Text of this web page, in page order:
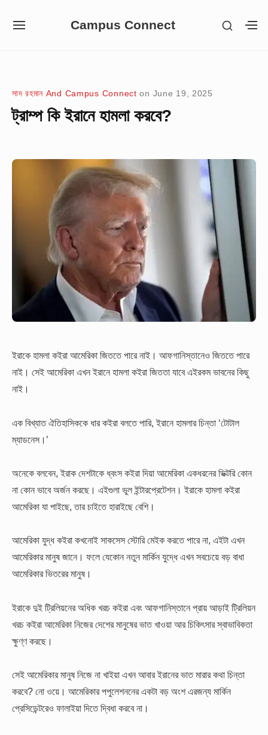
Campus Connect
SITE
SHOW
সাদ রহমান And Campus Connect on June 19, 2025
ট্রাম্প কি ইরানে হামলা করবে?
ইরাকে হামলা কইরা আমেরিকা জিততে পারে নাই। আফগানিস্তানেও জিততে পারে
নাই। সেই আমেরিকা এখন ইরানে হামলা কইরা জিততা যাবে এইরকম ভাবনের কিছু
নাই।
এক বিখ্যাত ঐতিহাসিককে ধার কইরা বলতে পারি, ইরানে হামলার চিন্তা ‘টোটাল
ম্যাডনেস।’
অনেকে বলবেন, ইরাক দেশটাকে ধ্বংস কইরা দিয়া আমেরিকা একধরনের ভিক্টরি কোন
না কোন ভাবে অর্জন করছে। এইগুলা ভুল ইন্টারপ্রেটেশন। ইরাকে হামলা কইরা
আমেরিকা যা পাইছে, তার চাইতে হারাইছে বেশি।
আমেরিকা যুদ্ধ কইরা কখনোই সাকসেস স্টোরি মেইক করতে পারে না, এইটা এখন
আমেরিকার মানুষ জানে। ফলে যেকোন নতুন মার্কিন যুদ্ধে এখন সবচেয়ে বড় বাধা
আমেরিকার ভিতরের মানুষ।
ইরাকে দুই ট্রিলিয়নের অধিক খরচ কইরা এবং আফগানিস্তানে প্রায় আড়াই ট্রিলিয়ন
খরচ কইরা আমেরিকা নিজের দেশের মানুষের ভাত খাওয়া আর চিকিৎসার স্বাভাবিকতা
ক্ষুণ্ণ করছে।
সেই আমেরিকার মানুষ নিজে না খাইয়া এখন আবার ইরানের ভাত মারার কথা চিন্তা
করবে? নো ওয়ে। আমেরিকার পপুলেশননের একটা বড় অংশ এরজন্য মার্কিন
প্রেসিডেন্টরেও ফালাইয়া দিতে দ্বিধা করবে না।